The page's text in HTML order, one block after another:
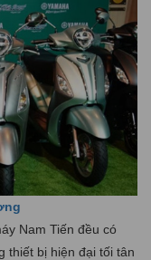
Nam Tiến đều có
thiết bị hiện đại tối tân